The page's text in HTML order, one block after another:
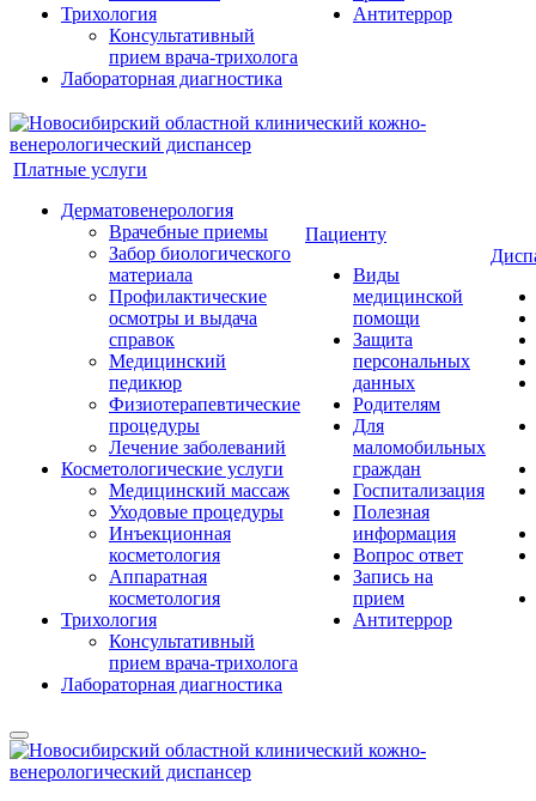
Трихология
Консультативный
прием врача-трихолога
Лабораторная диагностика
Антитеррор
Платные услуги
Дерматовенерология
Врачебные приемы
Забор биологического
материала
Профилактические
осмотры и выдача
справок
Медицинский
педикюр
Физиотерапевтические
процедуры
Лечение заболеваний
Косметологические услуги
Медицинский массаж
Уходовые процедуры
Инъекционная
косметология
Аппаратная
косметология
Трихология
Консультативный
прием врача-трихолога
Лабораторная диагностика
Пациенту
Виды
медицинской
помощи
Защита
персональных
данных
Родителям
Для
маломобильных
граждан
Госпитализация
Полезная
информация
Вопрос ответ
Запись на
прием
Антитеррор